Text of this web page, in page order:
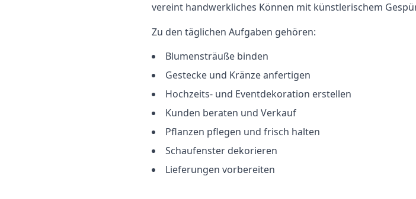
vereint handwerkliches Können mit künstlerischem
Zu den täglichen Aufgaben gehören:
Blumensträuße binden
Gestecke und Kränze anfertigen
Hochzeits- und Eventdekoration erstellen
Kunden beraten und Verkauf
Pflanzen pflegen und frisch halten
Schaufenster dekorieren
Lieferungen vorbereiten